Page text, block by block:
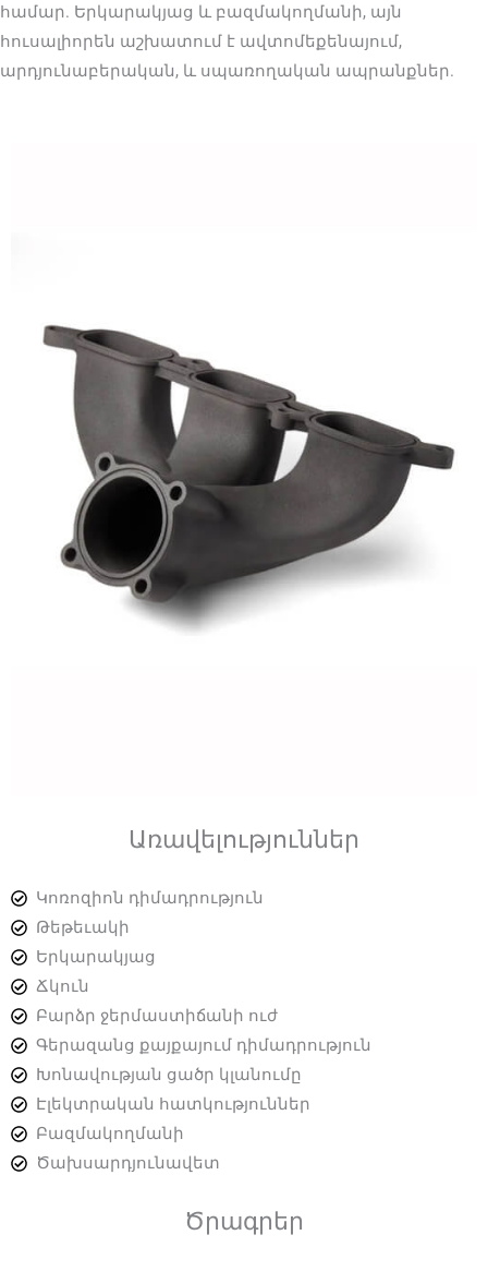
համար. Երկարակյաց և բազմակողմանի, այն
հուսալիորեն աշխատում է ավտոմեքենայում,
արդյունաբերական, և սպառողական ապրանքներ.
Առավելություններ
Կոռոզիոն դիմադրություն
Թեթեւակի
Երկարակյաց
Ճկուն
Բարձր ջերմաստիճանի ուժ
Գերազանց քայքայում դիմադրություն
Խոնավության ցածր կլանումը
Էլեկտրական հատկություններ
Բազմակողմանի
Ծախսարդյունավետ
Ծրագրեր